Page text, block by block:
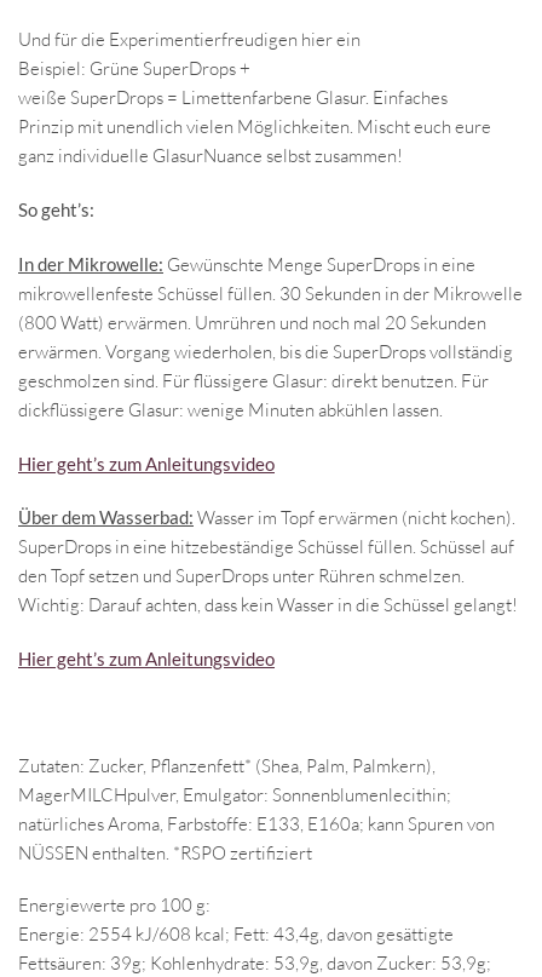
Und für die Experimentierfreudigen hier ein
Beispiel: Grüne SuperDrops +
weiße SuperDrops = Limettenfarbene Glasur. Einfaches
Prinzip mit unendlich vielen Möglichkeiten. Mischt euch eure
ganz individuelle GlasurNuance selbst zusammen!
So geht’s:
In der Mikrowelle: Gewünschte Menge SuperDrops in eine
mikrowellenfeste Schüssel füllen. 30 Sekunden in der Mikrowelle
(800 Watt) erwärmen. Umrühren und noch mal 20 Sekunden
erwärmen. Vorgang wiederholen, bis die SuperDrops vollständig
geschmolzen sind. Für flüssigere Glasur: direkt benutzen. Für
dickflüssigere Glasur: wenige Minuten abkühlen lassen.
Hier geht’s zum Anleitungsvideo
Über dem Wasserbad: Wasser im Topf erwärmen (nicht kochen).
SuperDrops in eine hitzebeständige Schüssel füllen. Schüssel auf
den Topf setzen und SuperDrops unter Rühren schmelzen.
Wichtig: Darauf achten, dass kein Wasser in die Schüssel gelangt!
Hier geht’s zum Anleitungsvideo
Zutaten: Zucker, Pflanzenfett* (Shea, Palm, Palmkern),
MagerMILCHpulver, Emulgator: Sonnenblumenlecithin;
natürliches Aroma, Farbstoffe: E133, E160a; kann Spuren von
NÜSSEN enthalten. *RSPO zertifiziert
Energiewerte pro 100 g:
Energie: 2554 kJ/608 kcal; Fett: 43,4g, davon gesättigte
Fettsäuren: 39g; Kohlenhydrate: 53,9g, davon Zucker: 53,9g;